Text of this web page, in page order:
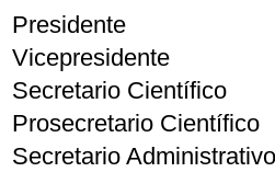
Presidente
Vicepresidente
Secretario Científico
Prosecretario Científico
Secretario Administrativo